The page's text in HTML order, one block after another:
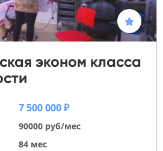
эконом класса
7 500 000 ₽
90000 руб/мес
84 мес